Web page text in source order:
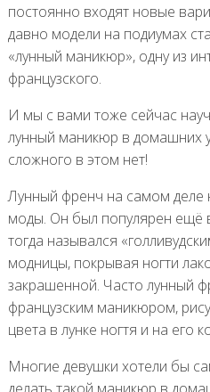
постоянно входят новые
давно модели на подиумах
«лунный маникюр», одну из
французского.
И мы с вами тоже сейчас
лунный маникюр в домашних
сложного в этом нет!
Лунный френч на самом деле
моды. Он был популярен ещё
тогда назывался
модницы, покрывая ногти
закрашенной. Часто лунный
французским маникюром,
цвета в лунке ногтя и на его
Многие девушки хотели бы